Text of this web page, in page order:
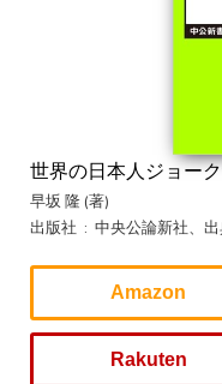
世界の日本人ジョー
早坂 隆 (著)
出版社 ‏ : ‎ 中央公論新社
Amazon
Rakuten